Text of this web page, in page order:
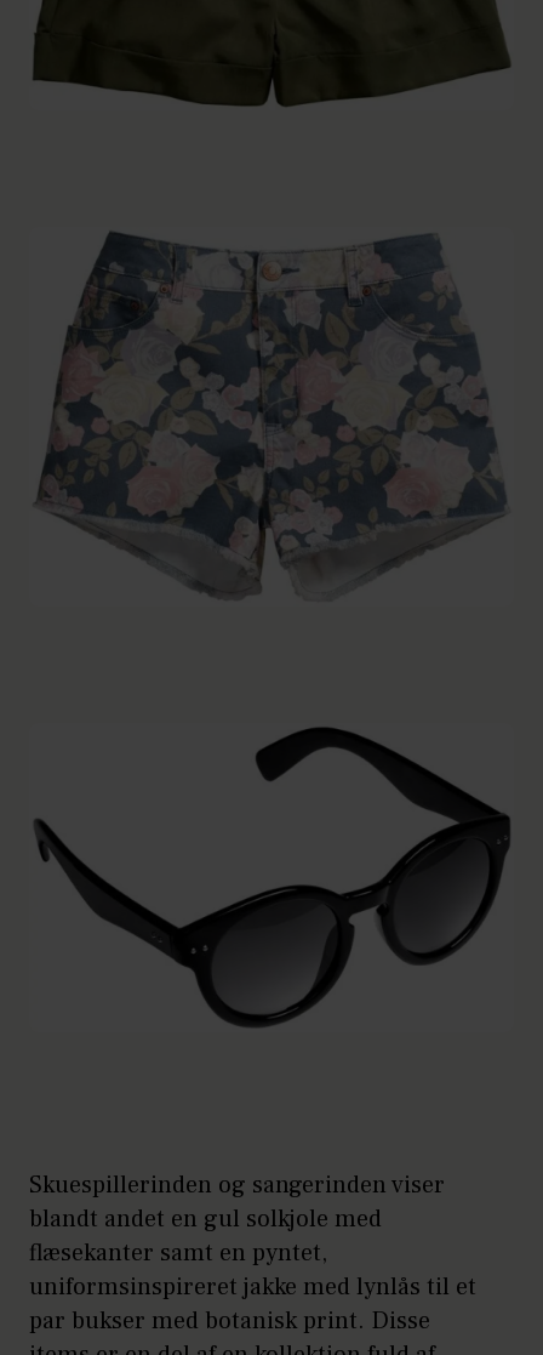
Skuespillerinden og sangerinden viser
blandt andet en gul solkjole med
flæsekanter samt en pyntet,
uniformsinspireret jakke med lynlås til et
par bukser med botanisk print. Disse